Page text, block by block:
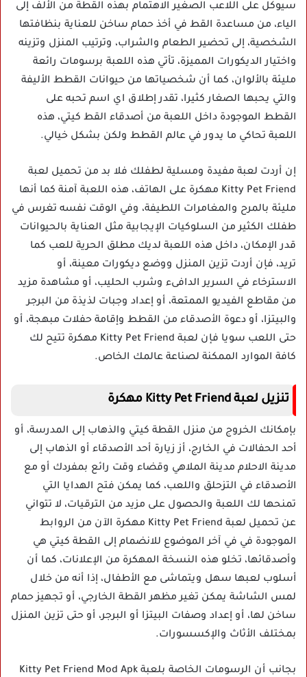
سيوكل على اللاعب الصغير الاهتمام بهذه القطة من الألف إلى
الياء، من مساعدة القط في أخذ حمام ساخن للعناية بنظافتها
الشخصية، إلى تحضير الطعام والشراب، وترتيب المنزل وتزينه
واختيار الديكورات المميزة، تأتي هذه اللعبة برسومات رائعة
مليئة بالألوان، كما أن شخصياتها من حيوانات القطط الأليفة
والتي يحبها الصغار كثيرا، تقدر إطلاق اي اسم تحبه على
القطط الموجودة داخل اللعبة من أصدقاء القط كيتي، هذه
اللعبة تحاكي ما يدور في عالم القطط ولكن بشكل خيالي.
إن أردت لعبة مفيدة ومسلية لطفلك فلا بد من تحميل لعبة
Kitty Pet Friend مهكرة على الهاتف، هذه اللعبة آمنة كما أنها
مليئة بالمرح والمغامرات اللطيفة، وفي الوقت نفسه تغرس في
طفلك الكثير من السلوكيات الإيجابية مثل العناية بالحيوانات
قدر الإمكان، داخل هذه اللعبة لديك مطلق الحرية للعب كما
تريد، فإن أردت تزين المنزل ووضع ديكورات معينة، أو
الاسترخاء في السرير الدافىء وشرب الحليب، أو مشاهدة مزيد
من مقاطع الفيديو الممتعة، أو إعداد وجبات لذيذة من البرجر
والبيتزا، أو دعوة الأصدقاء من القطط وإقامة حفلات مبهجة، أو
حتى اللعب سويا فإن لعبة Kitty Pet Friend مهكرة تتيح لك
كافة الموارد الممكنة لصناعة عالمك الخاص.
تنزيل لعبة Kitty Pet Friend مهكرة
بإمكانك الخروج من منزل القطة كيتي والذهاب إلى المدرسة، أو
أحد الحفالات في الخارج، أز زيارة أحد الأصدقاء أو الذهاب إلى
مدينة الاحلام مدينة الملاهي وقضاء وقت رائع بمفردك أو مع
الأصدقاء في التزحلق واللعب، كما يمكن فتح الهدايا التي
تمنحها لك اللعبة والحصول على مزيد من الترقيات، لا تتواني
عن تحميل لعبة Kitty Pet Friend مهكرة الآن من الروابط
الموجودة في في آخر الموضوع للانضمام إلى القطة كيتي هي
وأصدقائها، تخلو هذه النسخة المهكرة من الإعلانات، كما أن
أسلوب لعبها سهل ويتماشى مع الأطفال، إذا أنه من خلال
لمس الشاشة يمكن تغير مظهر القطة الخارجي، أو تجهيز حمام
ساخن لها، أو إعداد وصفات البيتزا أو البرجر، أو حتى تزين المنزل
بمختلف الأثاث والإكسسورات.
بجانب أن الرسومات الخاصة بلعبة Kitty Pet Friend Mod Apk